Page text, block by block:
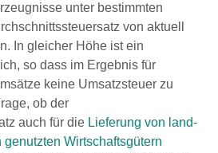
unter bestimmten
von aktuell
In gleicher Höhe ist ein
so dass im Ergebnis für
keine Umsatzsteuer zu
ob der
auch für die Lieferung von land-
Wirtschaftsgütern